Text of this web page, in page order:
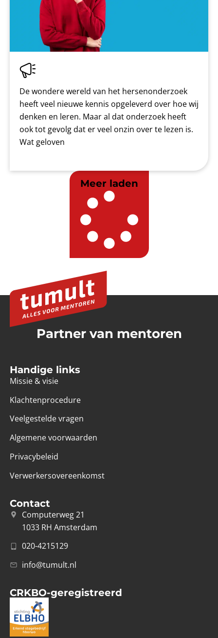
De wondere wereld van het hersenonderzoek
heeft veel nieuwe kennis opgeleverd over hoe wij
denken en leren. Maar al dat onderzoek heeft
ook tot gevolg dat er veel onzin over te lezen is.
Wat geloven
Meer laden
Partner van mentoren
Handige links
Missie & visie
Klachtenprocedure
Veelgestelde vragen
Algemene voorwaarden
Privacybeleid
Verwerkersovereenkomst
Contact
Computerweg 21
1033 RH Amsterdam
020-4215129
info@tumult.nl
CRKBO-geregistreerd